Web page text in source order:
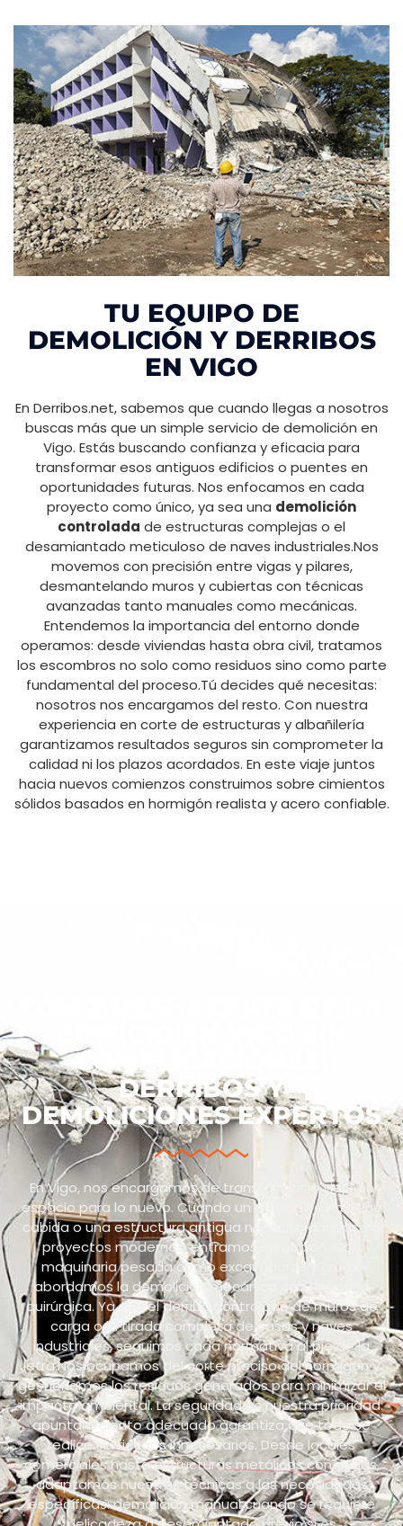
TU EQUIPO DE
DEMOLICIÓN Y DERRIBOS
EN VIGO
En Derribos.net, sabemos que cuando llegas a nosotros
buscas más que un simple servicio de demolición en
Vigo. Estás buscando confianza y eficacia para
transformar esos antiguos edificios o puentes en
oportunidades futuras. Nos enfocamos en cada
proyecto como único, ya sea una demolición
controlada de estructuras complejas o el
desamiantado meticuloso de naves industriales.Nos
movemos con precisión entre vigas y pilares,
desmantelando muros y cubiertas con técnicas
avanzadas tanto manuales como mecánicas.
Entendemos la importancia del entorno donde
operamos: desde viviendas hasta obra civil, tratamos
los escombros no solo como residuos sino como parte
fundamental del proceso.Tú decides qué necesitas:
nosotros nos encargamos del resto. Con nuestra
experiencia en corte de estructuras y albañilería
garantizamos resultados seguros sin comprometer la
calidad ni los plazos acordados. En este viaje juntos
hacia nuevos comienzos construimos sobre cimientos
sólidos basados en hormigón realista y acero confiable.
COMPLICACIONES:
DERRIBOS Y
DEMOLICIONES EXPERTOS
En Vigo, nos encargamos de transformar lo viejo en
espacio para lo nuevo. Cuando un edificio ya no tiene
cabida o una estructura antigua necesita dar paso a
proyectos modernos, entramos en acción. Con
maquinaria pesada como excavadoras y grúas,
abordamos la demolición mecánica con precisión
quirúrgica. Ya sea el derribo controlado de muros de
carga o la tirada completa de casas y naves
industriales, seguimos cada normativa al pie de la
letra.Nos ocupamos del corte preciso del hormigón y
gestionamos los residuos generados para minimizar el
impacto ambiental. La seguridad es nuestra prioridad:
apuntalamiento adecuado garantiza que todo se
realice sin riesgos innecesarios. Desde locales
comerciales hasta estructuras metálicas complejas,
adaptamos nuestras técnicas a las necesidades
específicas: demolición manual cuando se requiere